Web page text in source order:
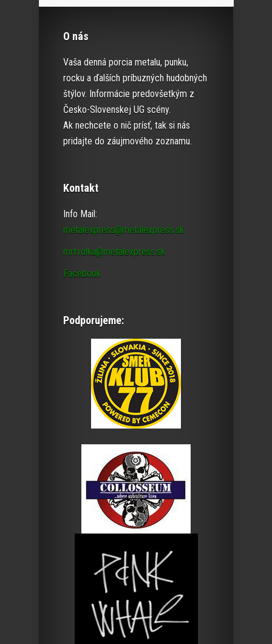
O nás
Vaša denná porcia metalu, punku,
rocku a ďalších príbuzných hudobných
štýlov. Informácie predovšetkým z
Česko-Slovenskej UG scény.
Ak nechcete o nič prísť, tak si nás
pridajte do záujmového zoznamu.
Kontakt
Info Mail:
metalexpress@metalexpress.sk
mrtvolka@metalexpress.sk
Facebook
Podporujeme: